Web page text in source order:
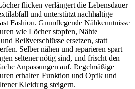
flicken verlängert die Lebensdauer
und unterstützt nachhaltige
Fashion. Grundlegende Nähkenntnisse
wie Löcher stopfen, Nähte
Reißverschlüsse ersetzen, statt
Selber nähen und reparieren spart
seltener nötig sind, und frischt den
Anpassungen auf. Regelmäßige
erhalten Funktion und Optik und
Kleidung steigern.